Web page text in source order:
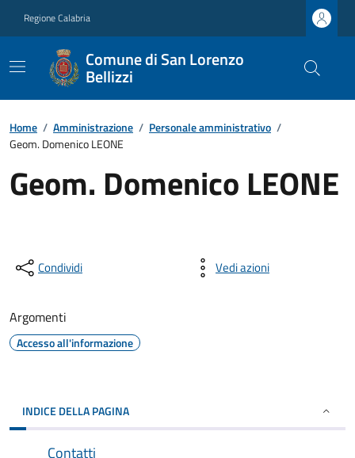
Regione Calabria
Comune di San Lorenzo
Bellizzi
Home / Amministrazione / Personale amministrativo /
Geom. Domenico LEONE
Geom. Domenico LEONE
Condividi Vedi azioni
Argomenti
Accesso all'informazione
INDICE DELLA PAGINA
Contatti